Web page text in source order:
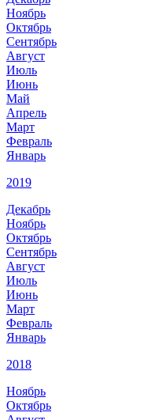
Ноябрь
Октябрь
Сентябрь
Август
Июль
Июнь
Май
Апрель
Март
Февраль
Январь
2019
Декабрь
Ноябрь
Октябрь
Сентябрь
Август
Июль
Июнь
Март
Февраль
Январь
2018
Ноябрь
Октябрь